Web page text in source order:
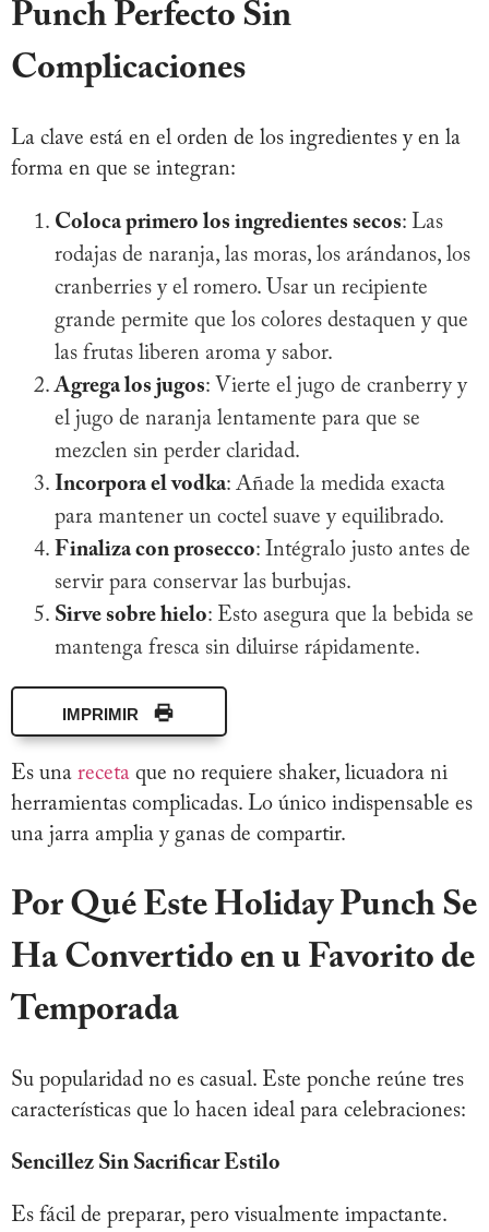
Punch Perfecto Sin
Complicaciones
La clave está en el orden de los ingredientes y en la
forma en que se integran:
Coloca primero los ingredientes secos: Las
rodajas de naranja, las moras, los arándanos, los
cranberries y el romero. Usar un recipiente
grande permite que los colores destaquen y que
las frutas liberen aroma y sabor.
Agrega los jugos: Vierte el jugo de cranberry y
el jugo de naranja lentamente para que se
mezclen sin perder claridad.
Incorpora el vodka: Añade la medida exacta
para mantener un coctel suave y equilibrado.
Finaliza con prosecco: Intégralo justo antes de
servir para conservar las burbujas.
Sirve sobre hielo: Esto asegura que la bebida se
mantenga fresca sin diluirse rápidamente.
IMPRIMIR
Es una receta que no requiere shaker, licuadora ni
herramientas complicadas. Lo único indispensable es
una jarra amplia y ganas de compartir.
Por Qué Este Holiday Punch Se
Ha Convertido en u Favorito de
Temporada
Su popularidad no es casual. Este ponche reúne tres
características que lo hacen ideal para celebraciones:
Sencillez Sin Sacrificar Estilo
Es fácil de preparar, pero visualmente impactante.